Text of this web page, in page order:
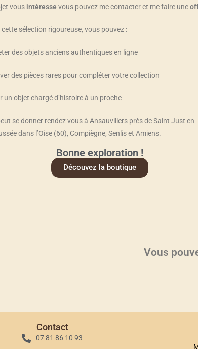
vous intéresse vous pouvez me contacter et me faire une
cette sélection rigoureuse, vous pouvez :
des objets anciens authentiques en ligne
des pièces rares pour compléter votre collection
un objet chargé d’histoire à un proche
se donner rendez vous à Ansauvillers près de Saint Just en
dans l’Oise (60), Compiègne, Senlis et Amiens.
Bonne exploration !
Découvez la boutique
Vous
Contact
07 81 86 10 93